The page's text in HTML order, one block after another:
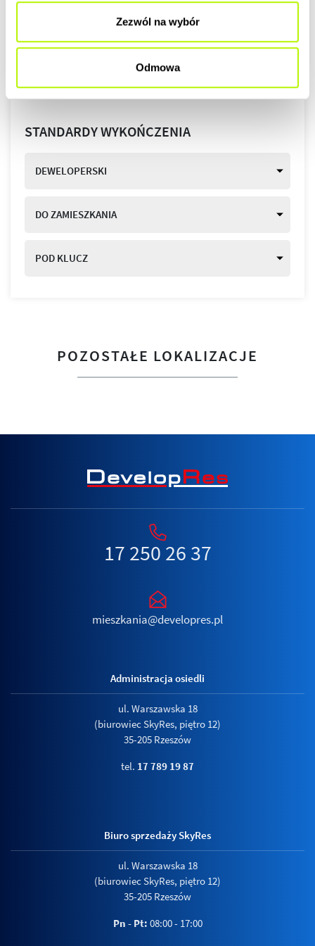
Zezwól na wybór
Odmowa
STANDARDY WYKOŃCZENIA
DEWELOPERSKI
DO ZAMIESZKANIA
POD KLUCZ
POZOSTAŁE LOKALIZACJE
17 250 26 37
mieszkania@developres.pl
Administracja osiedli
ul. Warszawska 18
(biurowiec SkyRes, piętro 12)
35-205 Rzeszów
tel. 17 789 19 87
Biuro sprzedaży SkyRes
ul. Warszawska 18
(biurowiec SkyRes, piętro 12)
35-205 Rzeszów
Pn - Pt: 08:00 - 17:00